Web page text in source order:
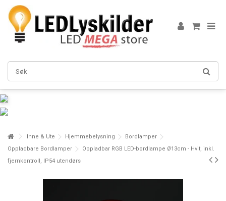
Inne & Ute Hjemmebelysning
Bordlamper
Oppladbare Bordlamper
Oppladbar RGB LED-bordlampe Ø13cm - Hvit, inkl.
fjernkontroll, IP54 utendørs